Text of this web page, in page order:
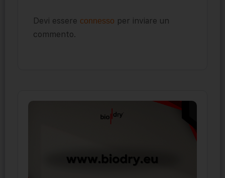
Devi essere connesso per inviare un
commento.